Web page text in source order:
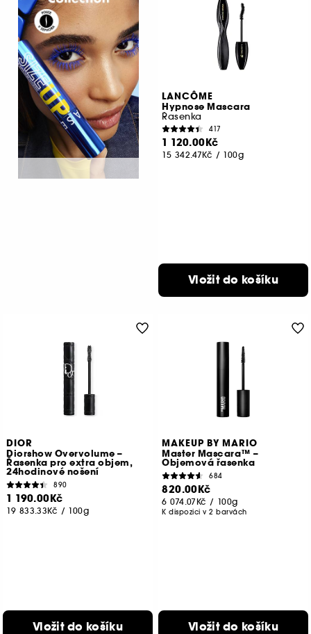
LANCÔME
Hypnose Mascara
Řasenka
417
1 120.00Kč
15 342.47Kč / 100g
Vložit do košíku
DIOR
Diorshow Overvolume –
Řasenka pro extra objem,
24hodinové nošení
890
1 190.00Kč
19 833.33Kč / 100g
Vložit do košíku
MAKEUP BY MARIO
Master Mascara™ –
Objemová řasenka
684
820.00Kč
6 074.07Kč / 100g
K dispozici v 2 barvách
Vložit do košíku